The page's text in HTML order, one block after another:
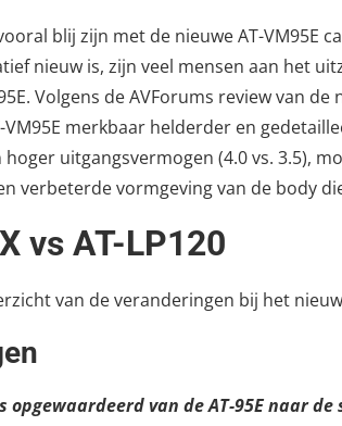
blij zijn met de nieuwe AT-VM95E
nieuw is, zijn veel mensen aan het
Volgens de AVForums review van de
VM95E merkbaar helderder en
uitgangsvermogen (4.0 vs. 3.5),
verbeterde vormgeving van de body
vs AT-LP120
van de veranderingen bij het
opgewaardeerd van de AT-95E naar de